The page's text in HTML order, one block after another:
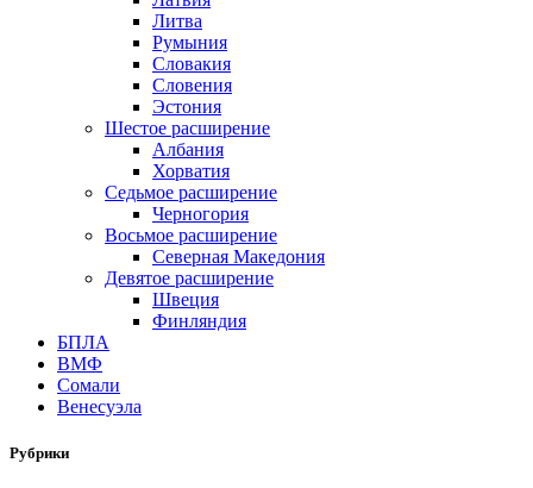
Литва
Румыния
Словакия
Словения
Эстония
Шестое расширение
Албания
Хорватия
Седьмое расширение
Черногория
Восьмое расширение
Северная Македония
Девятое расширение
Швеция
Финляндия
БПЛА
ВМФ
Сомали
Венесуэла
Рубрики